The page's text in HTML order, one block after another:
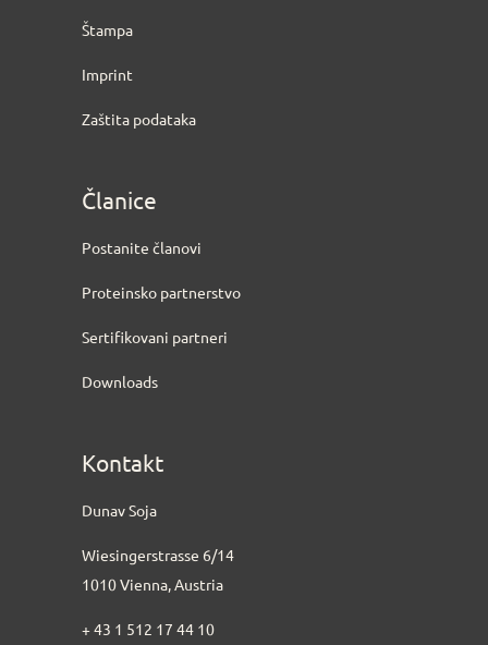
Štampa
Imprint
Zaštita podataka
Članice
Postanite članovi
Proteinsko partnerstvo
Sertifikovani partneri
Downloads
Kontakt
Dunav Soja
Wiesingerstrasse 6/14
1010 Vienna, Austria
+ 43 1 512 17 44 10